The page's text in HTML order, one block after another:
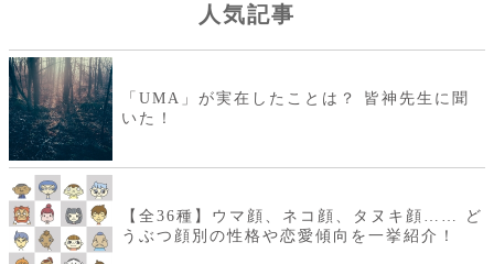
人気記事
「UMA」が実在したことは？ 皆神先生に聞
いた！
【全36種】ウマ顔、ネコ顔、タヌキ顔…… ど
うぶつ顔別の性格や恋愛傾向を一挙紹介！